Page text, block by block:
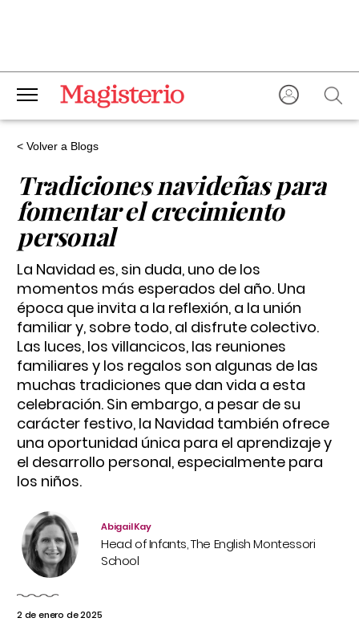
< Volver a Blogs
Tradiciones navideñas para
fomentar el crecimiento
personal
La Navidad es, sin duda, uno de los
momentos más esperados del año. Una
época que invita a la reflexión, a la unión
familiar y, sobre todo, al disfrute colectivo.
Las luces, los villancicos, las reuniones
familiares y los regalos son algunas de las
muchas tradiciones que dan vida a esta
celebración. Sin embargo, a pesar de su
carácter festivo, la Navidad también ofrece
una oportunidad única para el aprendizaje y
el desarrollo personal, especialmente para
los niños.
Abigail Kay
Head of Infants, The English Montessori
School
2 de enero de 2025